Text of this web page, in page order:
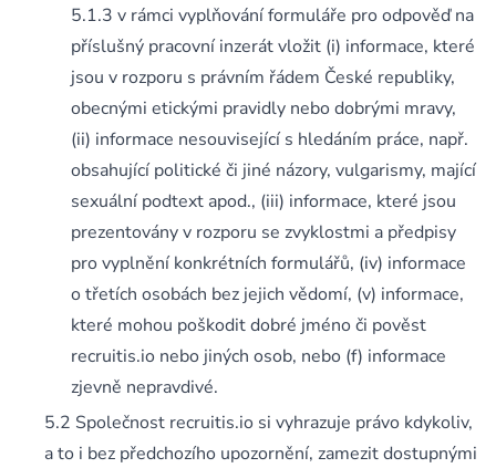
v rámci vyplňování formuláře pro odpověď na
příslušný pracovní inzerát vložit (i) informace, které
jsou v rozporu s právním řádem České republiky,
obecnými etickými pravidly nebo dobrými mravy,
(ii) informace nesouvisející s hledáním práce, např.
obsahující politické či jiné názory, vulgarismy, mající
sexuální podtext apod., (iii) informace, které jsou
prezentovány v rozporu se zvyklostmi a předpisy
pro vyplnění konkrétních formulářů, (iv) informace
o třetích osobách bez jejich vědomí, (v) informace,
které mohou poškodit dobré jméno či pověst
recruitis.io nebo jiných osob, nebo (f) informace
zjevně nepravdivé.
Společnost recruitis.io si vyhrazuje právo kdykoliv,
a to i bez předchozího upozornění, zamezit dostupnými